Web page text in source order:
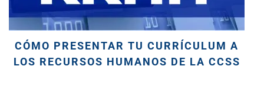
CÓMO PRESENTAR TU CURRÍCULUM A
LOS RECURSOS HUMANOS DE LA CCSS